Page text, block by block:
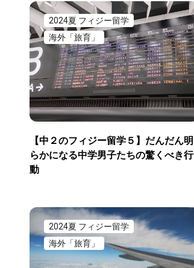
2024夏 フィジー留学
海外「旅育」
【中２のフィジー留学５】だんだん明
らかになる中学男子たちの驚くべき行
動
2024夏 フィジー留学
海外「旅育」